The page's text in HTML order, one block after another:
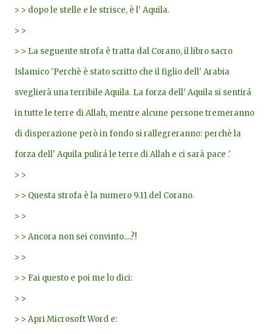
> > dopo le stelle e le strisce, è l' Aquila.
> >
> > La seguente strofa è tratta dal Corano, il libro sacro
Islamico 'Perchè è stato scritto che il figlio dell' Arabia
sveglierà una terribile Aquila. La forza dell' Aquila si sentirá
in tutte le terre di Allah, mentre alcune persone tremeranno
di disperazione però in fondo si rallegreranno: perchè la
forza dell' Aquila pulirá le terre di Allah e ci sarà pace .'
> >
> > Questa strofa è la numero 9.11 del Corano.
> >
> > Ancora non sei convinto....?!
> >
> > Fai questo e poi me lo dici:
> >
> > Apri Microsoft Word e: